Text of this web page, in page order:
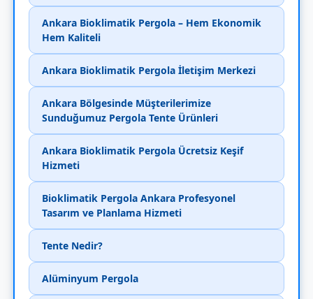
Ankara Bioklimatik Pergola – Hem Ekonomik
Hem Kaliteli
Ankara Bioklimatik Pergola İletişim Merkezi
Ankara Bölgesinde Müşterilerimize
Sunduğumuz Pergola Tente Ürünleri
Ankara Bioklimatik Pergola Ücretsiz Keşif
Hizmeti
Bioklimatik Pergola Ankara Profesyonel
Tasarım ve Planlama Hizmeti
Tente Nedir?
Alüminyum Pergola